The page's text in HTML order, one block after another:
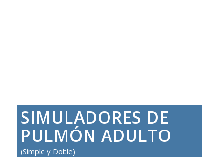
SIMULADORES DE
PULMÓN ADULTO
(Simple y Doble)